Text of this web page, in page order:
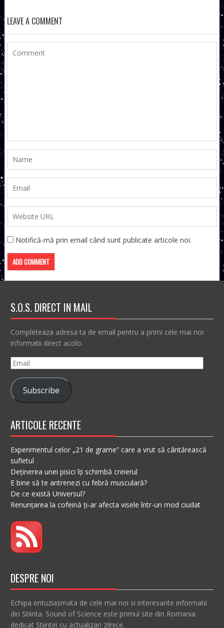
LEAVE A COMMENT
Notifică-mă prin email când sunt publicate articole noi.
S.O.S. DIRECT IN MAIL
Completeaza adresa ta de email pentru a primi cele mai noi
informatii direct acolo.
Email
Subscribe
ARTICOLE RECENTE
Experimentul celor „21 de grame” care a vrut să cântărească
sufletul
Deținerea unei pisici îți schimbă creierul
E bine să te antrenezi cu febră musculară?
De ce există Universul?
Renunțarea la cofeină ți-ar afecta visele într-un mod ciudat
DESPRE NOI
Echipa entuziasmata de cele mai noi si interesante informatii
din Stiinta. Sound of Science este primul site din Romania
dedicat Stiintei cu actualizari zilnice.